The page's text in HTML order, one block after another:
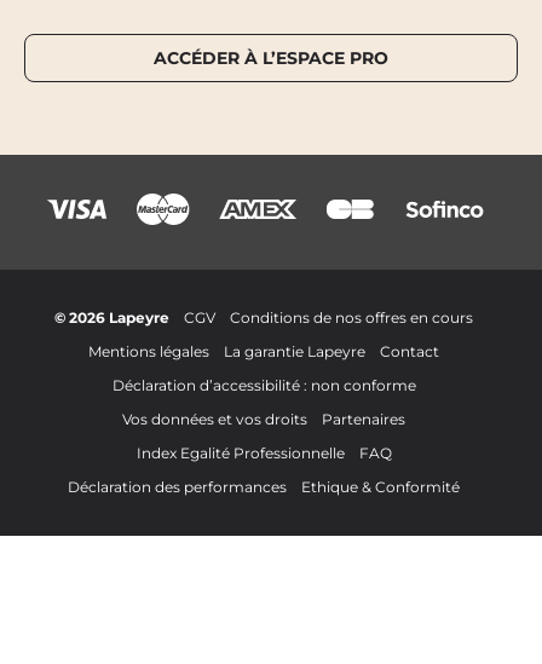
ACCÉDER À L’ESPACE PRO
© 2026 Lapeyre CGV
Conditions de nos offres en cours
Mentions légales
La garantie Lapeyre
Contact
Déclaration d’accessibilité : non conforme
Vos données et vos droits
Partenaires
Index Egalité Professionnelle
FAQ
Déclaration des performances
Ethique & Conformité